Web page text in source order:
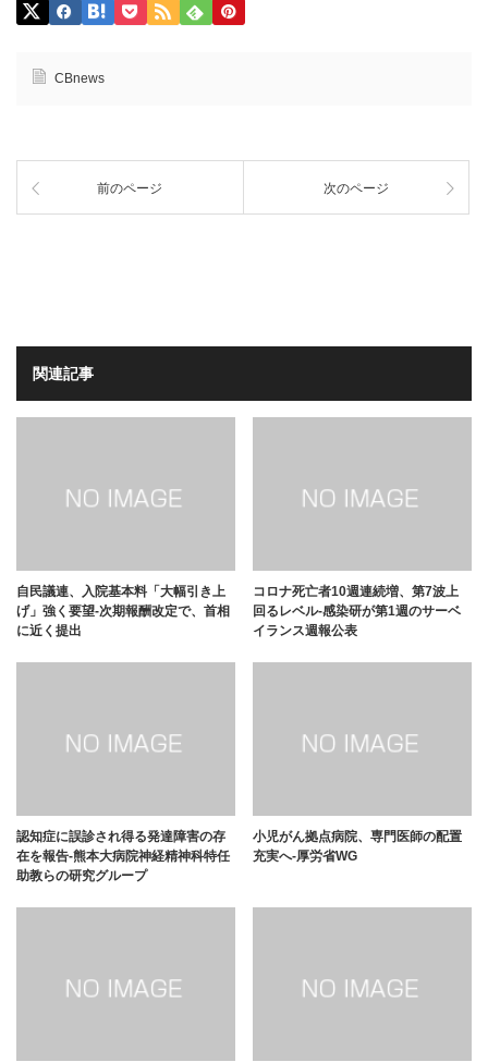
CBnews
前のページ 次のページ
関連記事
自民議連、入院基本料「大幅引き上
げ」強く要望-次期報酬改定で、首相
に近く提出
コロナ死亡者10週連続増、第7波上
回るレベル-感染研が第1週のサーベ
イランス週報公表
認知症に誤診され得る発達障害の存
在を報告-熊本大病院神経精神科特任
助教らの研究グループ
小児がん拠点病院、専門医師の配置
充実へ-厚労省WG